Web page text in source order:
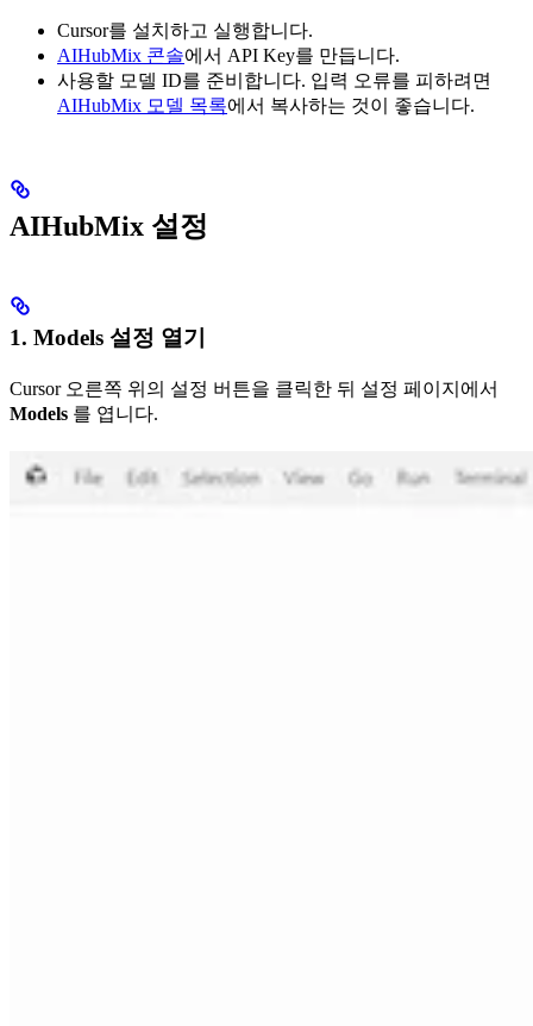
Cursor를 설치하고 실행합니다.
AIHubMix 콘솔에서 API Key를 만듭니다.
사용할 모델 ID를 준비합니다. 입력 오류를 피하려면
AIHubMix 모델 목록에서 복사하는 것이 좋습니다.
AIHubMix 설정
1. Models 설정 열기
Cursor 오른쪽 위의 설정 버튼을 클릭한 뒤 설정 페이지에서
Models 를 엽니다.